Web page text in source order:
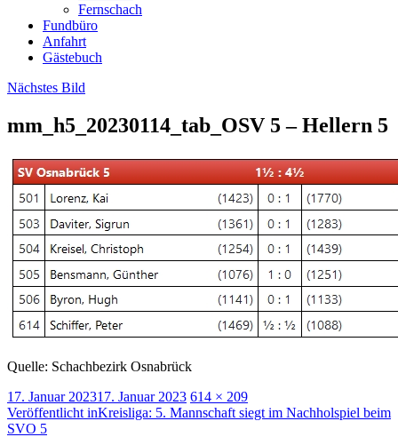
Fernschach
Fundbüro
Anfahrt
Gästebuch
Nächstes Bild
mm_h5_20230114_tab_OSV 5 – Hellern 5
Quelle: Schachbezirk Osnabrück
Veröffentlicht
am
17. Januar 202317. Januar 2023 Volle
Größe
614 × 209
Beitragsnavigation
Veröffentlicht inKreisliga: 5. Mannschaft siegt im Nachholspiel beim
SVO 5